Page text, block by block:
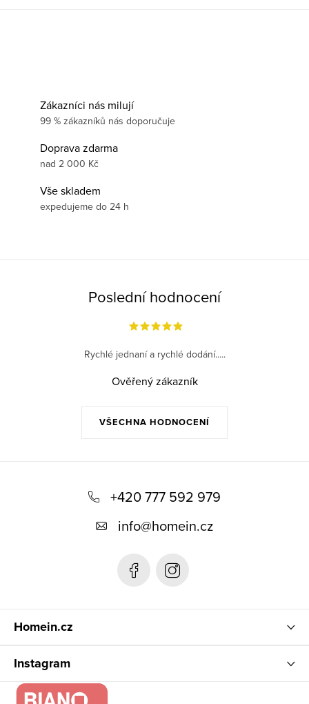
Zákazníci nás milují
99 % zákazníků nás doporučuje
Doprava zdarma
nad 2 000 Kč
Vše skladem
expedujeme do 24 h
Poslední hodnocení
VŠECHNA HODNOCENÍ
Rychlé jednaní a rychlé dodání.....
Ověřený zákazník
+420 777 592 979
info@homein.cz
Homein.cz
Instagram